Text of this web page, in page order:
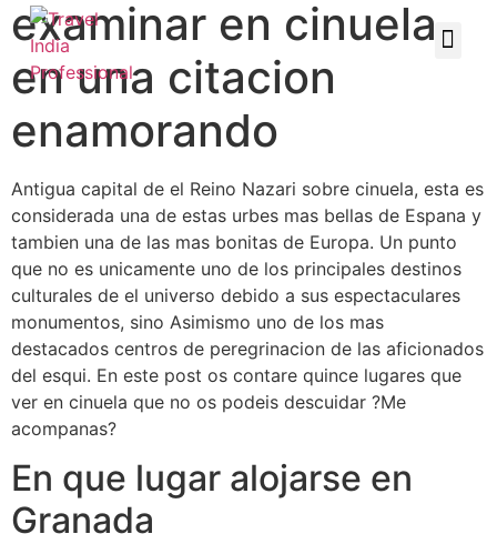
examinar en cinuela
en una citacion
enamorando
Antigua capital de el Reino Nazari sobre cinuela, esta es
considerada una de estas urbes mas bellas de Espana y
tambien una de las mas bonitas de Europa. Un punto
que no es unicamente uno de los principales destinos
culturales de el universo debido a sus espectaculares
monumentos, sino Asimismo uno de los mas
destacados centros de peregrinacion de las aficionados
del esqui. En este post os contare quince lugares que
ver en cinuela que no os podeis descuidar ?Me
acompanas?
En que lugar alojarse en
Granada